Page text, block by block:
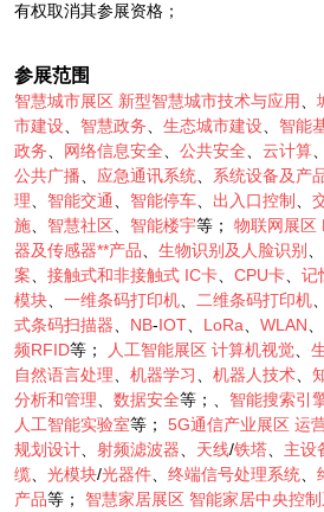
有权取消其参展资格；
参展范围
智慧城市展区 新型智慧城市技术与应用
市建设
智慧政务 生态城市建设 智能
政务
网络信息安全 公共安全 云计算
公共广播
应急通讯系统 系统设备及产
理
智能交通 智能停车 出入口控制
施
智慧社区 智能楼宇等； 物联网展区
器及传感器**产品
生物识别及人脸识别
案
接触式和非接触式 IC卡 CPU卡 记
模块
一维条码打印机 二维条码打印机
式条码扫描器
NB-IOT LoRa WLAN
频RFID等； 人工智能展区 计算机视觉
自然语言处理
机器学习 机器人技术
分析和管理
数据安全等；、 智能搜索引
人工智能实验室等； 5G通信产业展区 运
规划设计
射频滤波器 天线/铁塔 主设
缆
光模块/光器件 终端信号处理系统
产品等； 智慧家居展区 智能家居中央控